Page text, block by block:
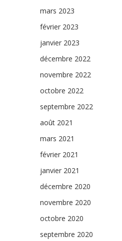
mars 2023
février 2023
janvier 2023
décembre 2022
novembre 2022
octobre 2022
septembre 2022
août 2021
mars 2021
février 2021
janvier 2021
décembre 2020
novembre 2020
octobre 2020
septembre 2020